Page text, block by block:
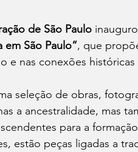
de São Paulo
em São Paulo”, que
e nas conexões
seleção de obras,
a ancestralidade, mas
para a
estão peças ligadas a